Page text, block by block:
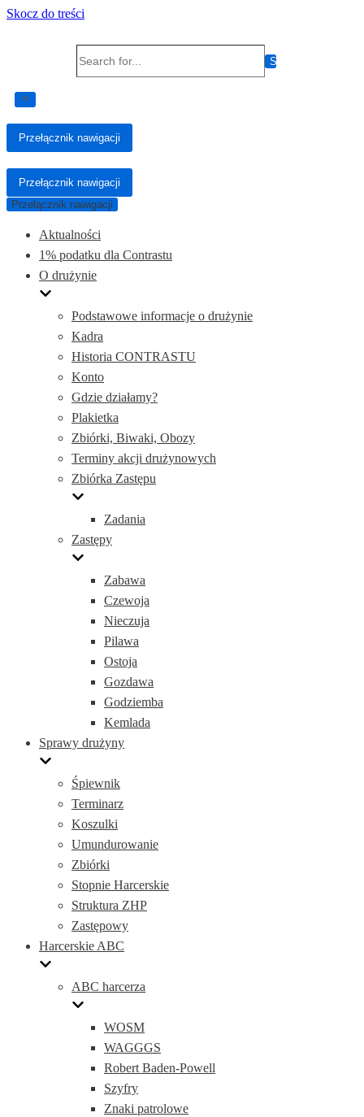
Skocz do treści
Przełącznik nawigacji
Przełącznik nawigacji
Przełącznik nawigacji
Aktualności
1% podatku dla Contrastu
O drużynie
Podstawowe informacje o drużynie
Kadra
Historia CONTRASTU
Konto
Gdzie działamy?
Plakietka
Zbiórki, Biwaki, Obozy
Terminy akcji drużynowych
Zbiórka Zastępu
Zadania
Zastępy
Zabawa
Czewoja
Nieczuja
Pilawa
Ostoja
Gozdawa
Godziemba
Kemlada
Sprawy drużyny
Śpiewnik
Terminarz
Koszulki
Umundurowanie
Zbiórki
Stopnie Harcerskie
Struktura ZHP
Zastępowy
Harcerskie ABC
ABC harcerza
WOSM
WAGGGS
Robert Baden-Powell
Szyfry
Znaki patrolowe